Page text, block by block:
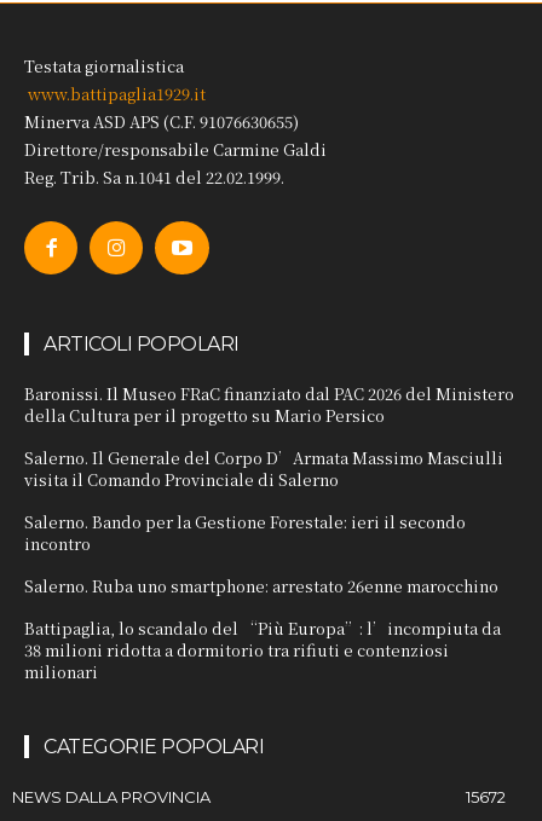
Testata giornalistica
www.battipaglia1929.it
Minerva ASD APS (C.F. 91076630655)
Direttore/responsabile Carmine Galdi
Reg. Trib. Sa n.1041 del 22.02.1999.
ARTICOLI POPOLARI
Baronissi. Il Museo FRaC finanziato dal PAC 2026 del Ministero
della Cultura per il progetto su Mario Persico
Salerno. Il Generale del Corpo D’Armata Massimo Masciulli
visita il Comando Provinciale di Salerno
Salerno. Bando per la Gestione Forestale: ieri il secondo
incontro
Salerno. Ruba uno smartphone: arrestato 26enne marocchino
Battipaglia, lo scandalo del “Più Europa”: l’incompiuta da
38 milioni ridotta a dormitorio tra rifiuti e contenziosi
milionari
CATEGORIE POPOLARI
NEWS DALLA PROVINCIA 15672